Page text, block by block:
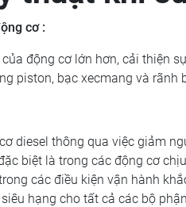
cơ :
động cơ lớn hơn, cải thiện
piston, bạc xecmang và rãnh
diesel thông qua việc giảm
biệt là trong các động cơ
các điều kiện vận hành
hạng cho tất cả các bộ